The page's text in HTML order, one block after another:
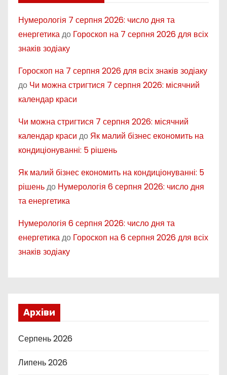
Нумерологія 7 серпня 2026: число дня та
енергетикадо Гороскоп на 7 серпня 2026 для всіх
знаків зодіаку
Гороскоп на 7 серпня 2026 для всіх знаків зодіаку
до Чи можна стригтися 7 серпня 2026: місячний
календар краси
Чи можна стригтися 7 серпня 2026: місячний
календар краси до Як малий бізнес економить на
кондиціонуванні: 5 рішень
Як малий бізнес економить на кондиціонуванні: 5
рішеньдо Нумерологія 6 серпня 2026: число дня
та енергетика
Нумерологія 6 серпня 2026: число дня та
енергетикадо Гороскоп на 6 серпня 2026 для всіх
знаків зодіаку
Архіви
Серпень 2026
Липень 2026